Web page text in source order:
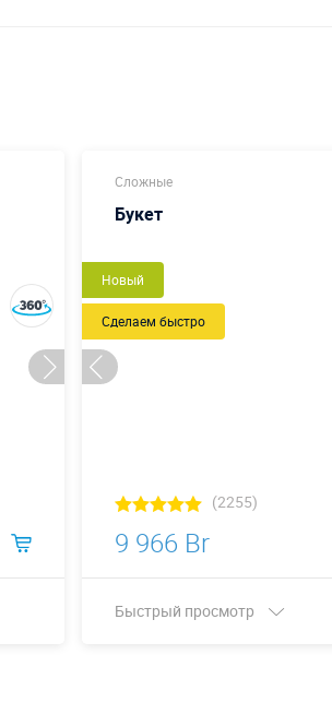
Сложные
Букет
Новый
Сделаем быстро
(2255)
9 966 Br
Быстрый просмотр